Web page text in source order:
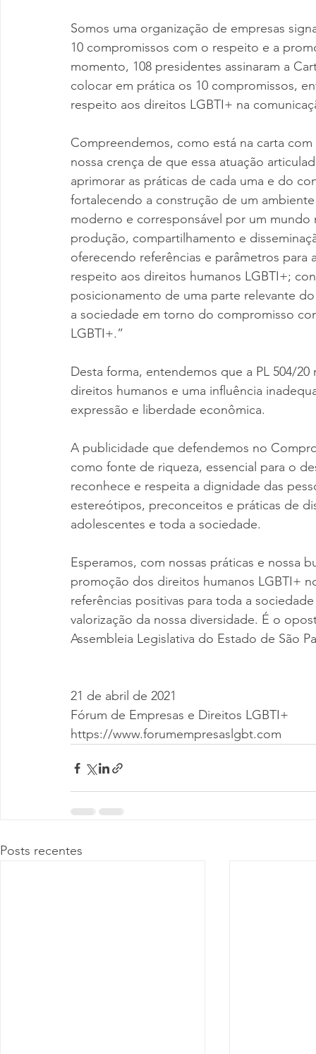
Somos uma organização de empresas
10 compromissos com o respeito e a
momento, 108 presidentes assinaram a
colocar em prática os 10 compromissos,
respeito aos direitos LGBTI+ na
Compreendemos, como está na carta
nossa crença de que essa atuação
aprimorar as práticas de cada uma e do
fortalecendo a construção de um
moderno e corresponsável por um
produção, compartilhamento e
oferecendo referências e parâmetros
respeito aos direitos humanos LGBTI+;
posicionamento de uma parte relevante
a sociedade em torno do compromisso
LGBTI+.”
Desta forma, entendemos que a PL 504/
direitos humanos e uma influência
expressão e liberdade econômica.
A publicidade que defendemos no
como fonte de riqueza, essencial para o
reconhece e respeita a dignidade das
estereótipos, preconceitos e práticas de
adolescentes e toda a sociedade.
Esperamos, com nossas práticas e nossa
promoção dos direitos humanos LGBTI+
referências positivas para toda a
valorização da nossa diversidade. É o
Assembleia Legislativa do Estado de São
21 de abril de 2021
Fórum de Empresas e Direitos LGBTI+
https://www.forumempresaslgbt.com
Posts recentes